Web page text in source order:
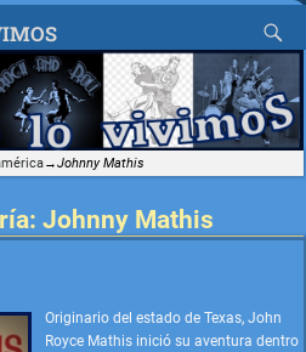
→Johnny Mathis
Johnny Mathis
Originario del estado de Texas, John
Royce Mathis inició su aventura dentro